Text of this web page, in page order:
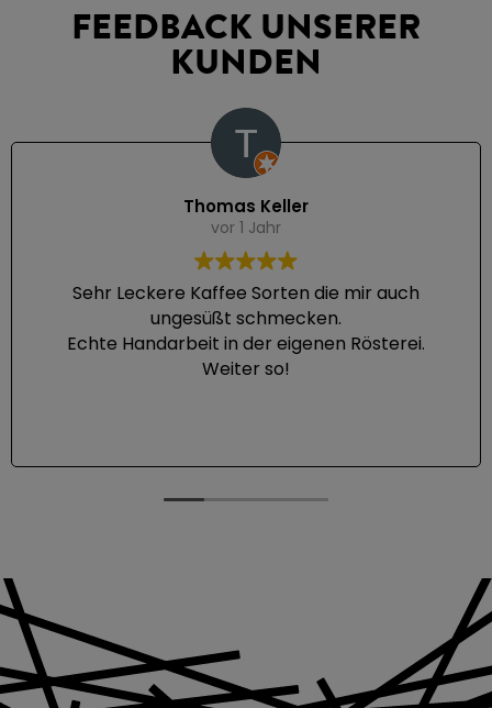
FEEDBACK UNSERER
KUNDEN
Thomas Keller
vor 1 Jahr
Sehr Leckere Kaffee Sorten die mir auch
ungesüßt schmecken.
Echte Handarbeit in der eigenen Rösterei.
Weiter so!